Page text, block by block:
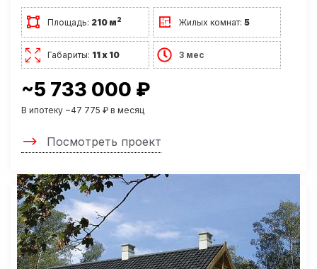
Площадь: 210 м2 Жилых комнат:5
Габариты: 11 х 10 3 мес
~5 733 000 ₽
В ипотеку ~47 775 ₽ в месяц
Посмотреть проект